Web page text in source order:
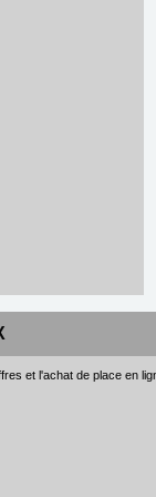
et l'achat de place en